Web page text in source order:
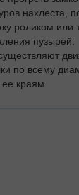
нахлеста,
роликом или
пузырей.
по всему
краям.